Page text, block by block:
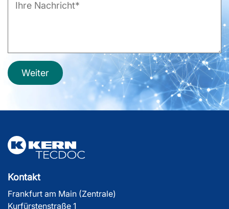
Weiter
Kontakt
Frankfurt am Main (Zentrale)
Kurfürstenstraße 1